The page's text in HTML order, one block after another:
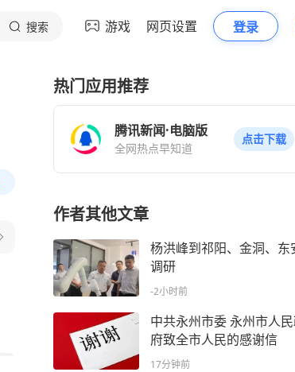
搜索 游戏 网页设置 登录
热门应用推荐
腾讯新闻·电脑版
全网热点早知道
点击下载
作者其他文章
杨洪峰到祁阳、金洞、东
调研
-2小时前
中共永州市委 永州市人
府致全市人民的感谢信
17分钟前